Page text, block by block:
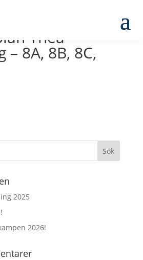
Thea
– 8A, 8B, 8C,
2025
2026!